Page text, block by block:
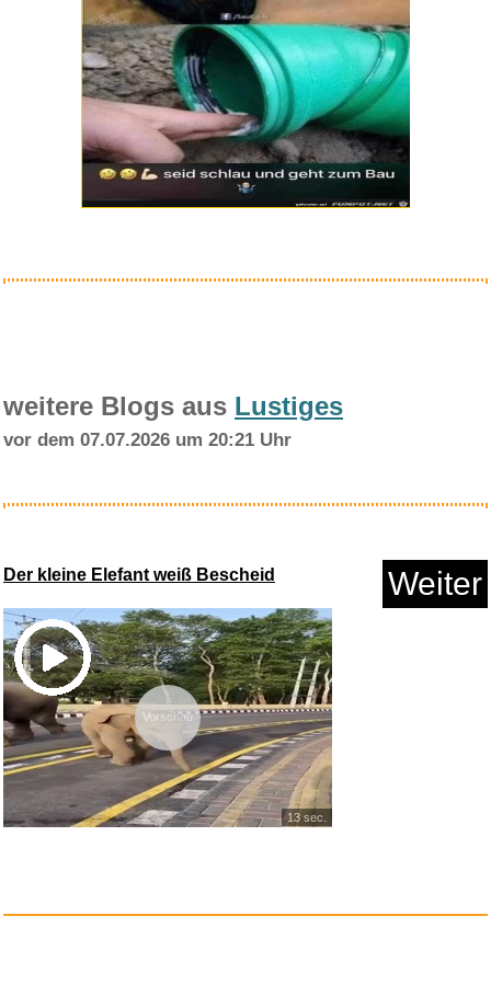
weitere Blogs aus Lustiges
vor dem 07.07.2026 um 20:21 Uhr
Der kleine Elefant weiß Bescheid Weiter
Vorschau
13 sec.